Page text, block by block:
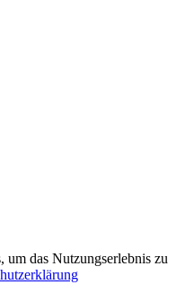
um das Nutzungserlebnis zu